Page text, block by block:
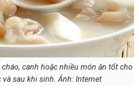
canh hoặc nhiều món ăn tốt cho
sau khi sinh. Ảnh: Internet